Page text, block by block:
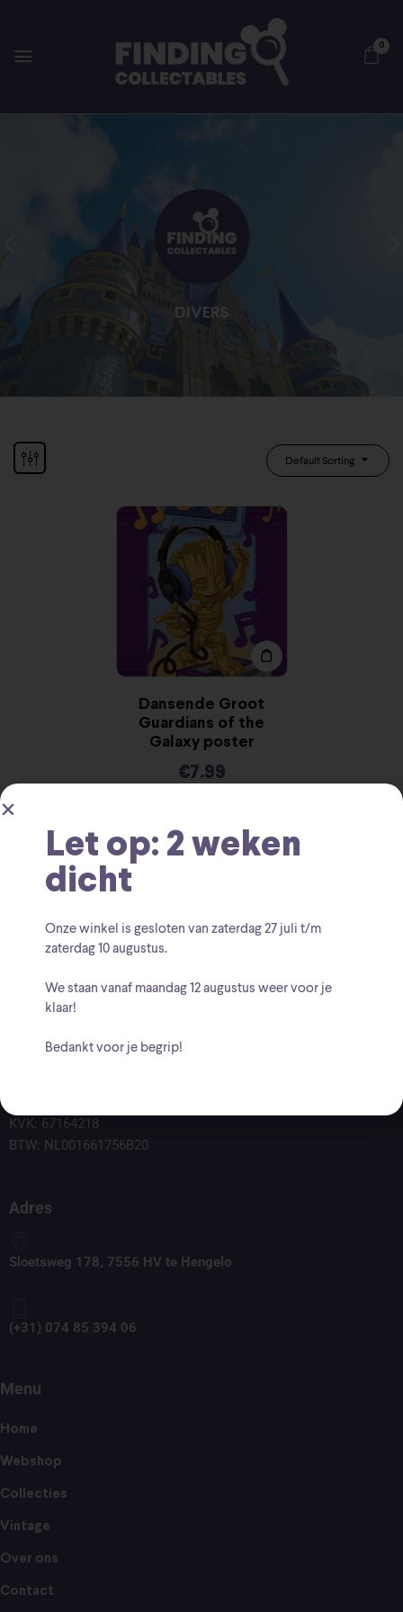
0
DIVERS
Default Sorting
Dansende Groot
Guardians of the
Galaxy poster
€7.99
KVK: 67164218
BTW: NL001661756B20
Adres
Sloetsweg 178, 7556 HV te Hengelo
(+31) 074 85 394 06
Menu
Home
Webshop
Collecties
Vintage
Over ons
Contact
Let op: 2 weken
dicht
Onze winkel is gesloten van zaterdag27 juli t/m
zaterdag 10 augustus.
We staan vanaf maandag 12 augustus weer voor je
klaar!
Bedankt voor je begrip!